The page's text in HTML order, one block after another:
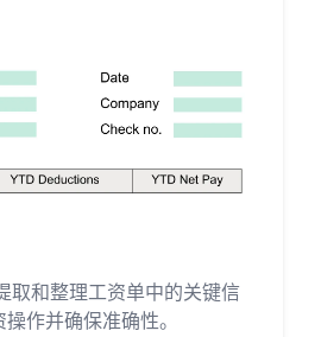
取和整理工资单中的关键信
作并确保准确性。